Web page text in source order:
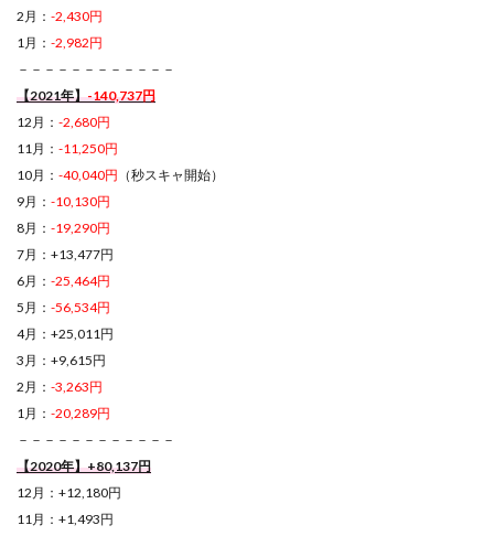
2月： -2,430円
1月： -2,982円
－－－－－－－－－－－－
【2021年】-140,737円
12月： -2,680円
11月： -11,250円
10月： -40,040円 （秒スキャ開始）
9月： -10,130円
8月： -19,290円
7月：+13,477円
6月： -25,464円
5月： -56,534円
4月：+25,011円
3月：+9,615円
2月： -3,263円
1月： -20,289円
－－－－－－－－－－－－
【2020年】+80,137円
12月：+12,180円
11月：+1,493円